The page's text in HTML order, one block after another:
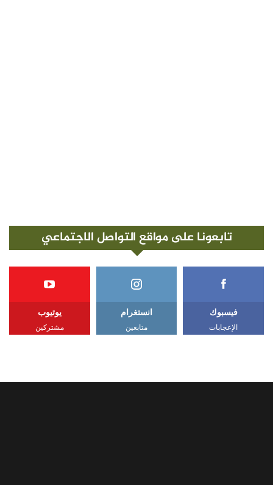
تابعونا على مواقع التواصل الاجتماعي
فيسبوك
الإعجابات
انستغرام
متابعين
يوتيوب
مشتركين